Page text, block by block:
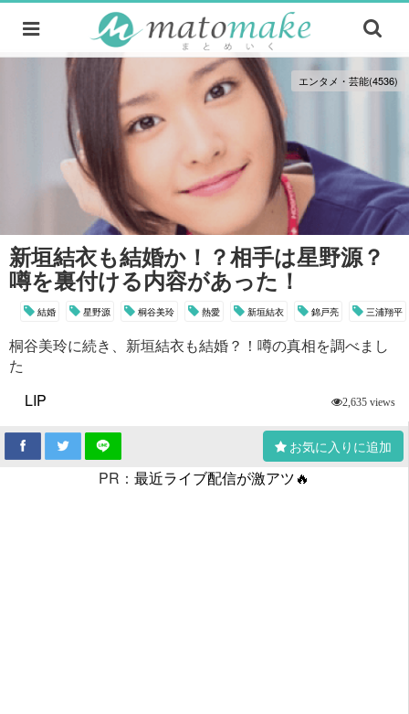
エンタメ・芸能(4536)
新垣結衣も結婚か！？相手は星野源？
噂を裏付ける内容があった！
結婚 星野源 桐谷美玲 熱愛 新垣結衣 錦戸亮 三浦翔平
桐谷美玲に続き、新垣結衣も結婚？！噂の真相を調べまし
た
LIP
2,635 views
お気に入りに追加
PR： 最近ライブ配信が激アツ🔥